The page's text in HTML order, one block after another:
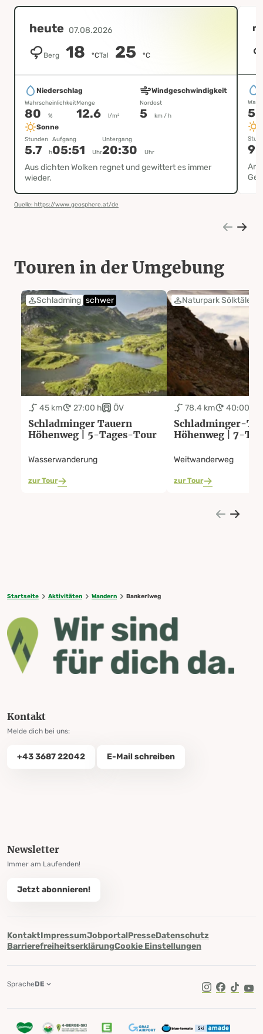
heute 07.08.2026
Berg 18 °CTal 25 °C
Niederschlag
Wahrscheinlichkeit
80 %
Menge
12.6 l/m²
Windgeschwindigkeit
Nordost
5 km / h
Sonne
Stunden
5.7 h
Aufgang
05:51 Uhr
Untergang
20:30 Uhr
Aus dichten Wolken regnet und gewittert es immer
wieder.
9
Quelle: https://www.geosphere.at/de
Touren in der Umgebung
Schladming schwer
45 km 27:00 h ÖV
Schladminger Tauern
Höhenweg | 5-Tages-Tour
Wasserwanderung
zur Tour
Naturpark Sölktäler
78.4 km 40:00 h
Schladminger-
Höhenweg | 7-
Weitwanderweg
zur Tour
Startseite Aktivitäten Wandern Bankerlweg
Kontakt
Melde dich bei uns:
+43 3687 22042 E-Mail schreiben
Newsletter
Immer am Laufenden!
Jetzt abonnieren!
KontaktImpressumJobportalPresseDatenschutz
BarrierefreiheitserklärungCookie Einstellungen
TikTok
SpracheDE